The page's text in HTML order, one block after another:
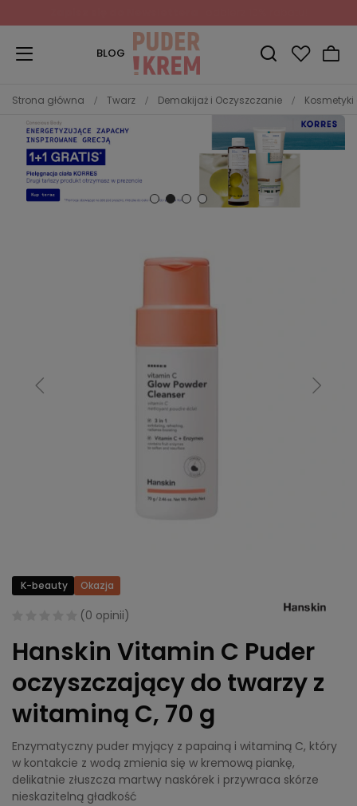
BLOG
Strona główna Twarz Demakijaż i Oczyszczanie
K-beauty Okazja
(0 opinii)
Hanskin Vitamin C Puder
oczyszczający do twarzy z
witaminą C, 70 g
Enzymatyczny puder myjący z papainą i witaminą C, który
w kontakcie z wodą zmienia się w kremową piankę,
delikatnie złuszcza martwy naskórek i przywraca skórze
nieskazitelną gładkość